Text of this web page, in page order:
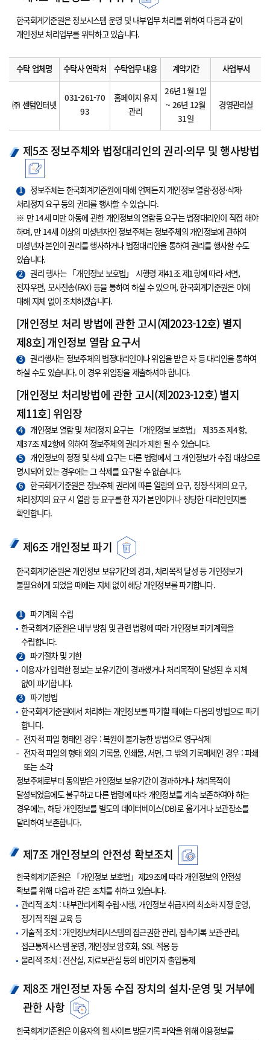
한국회계기준원은 정보시스템 운영 및 내부업무 처리를 위하여 다음과 같이
개인정보 처리업무를 위탁하고 있습니다.
수탁 업체명 수탁사 연락처 수탁업무 내용 계약기간 사업부서
㈜ 센텀인터넷
031-261-70
93
홈페이지 유지
관리
26년 1월 1일
~ 26년 12월
31일
경영관리실
제5조 정보주체와 법정대리인의 권리·의무 및 행사방법
1
정보주체는 한국회계기준원에 대해 언제든지 개인정보 열람·정정·삭제·
처리정지 요구 등의 권리를 행사할 수 있습니다.
※ 만 14세 미만 아동에 관한 개인정보의 열람등 요구는 법정대리인이 직접 해야
하며, 만 14세 이상의 미성년자인 정보주체는 정보주체의 개인정보에 관하여
미성년자 본인이 권리를 행사하거나 법정대리인을 통하여 권리를 행사할 수도
있습니다.
2
권리 행사는 「개인정보 보호법」 시행령 제41조 제1항에 따라 서면,
전자우편, 모사전송(FAX) 등을 통하여 하실 수 있으며, 한국회계기준원은 이에
대해 지체 없이 조치하겠습니다.
[개인정보 처리 방법에 관한 고시(제2023-12호) 별지
제8호] 개인정보 열람 요구서
3
권리행사는 정보주체의 법정대리인이나 위임을 받은 자 등 대리인을 통하여
하실 수도 있습니다. 이 경우 위임장을 제출하셔야 합니다.
[개인정보 처리방법에 관한 고시(제2023-12호) 별지
제11호] 위임장
4
개인정보 열람 및 처리정지 요구는 「개인정보 보호법」 제35조 제4항,
제37조 제2항에 의하여 정보주체의 권리가 제한 될 수 있습니다.
5
개인정보의 정정 및 삭제 요구는 다른 법령에서 그 개인정보가 수집 대상으로
명시되어 있는 경우에는 그 삭제를 요구할 수 없습니다.
6
한국회계기준원은 정보주체 권리에 따른 열람의 요구, 정정·삭제의 요구,
처리정지의 요구 시 열람 등 요구를 한 자가 본인이거나 정당한 대리인인지를
확인합니다.
제6조 개인정보 파기
한국회계기준원은 개인정보 보유기간의 경과, 처리목적 달성 등 개인정보가
불필요하게 되었을 때에는 지체 없이 해당 개인정보를 파기합니다.
1
파기계획 수립
한국회계기준원은 내부 방침 및 관련 법령에 따라 개인정보 파기계획을
수립합니다.
2
파기절차 및 기한
이용자가 입력한 정보는 보유기간이 경과했거나 처리목적이 달성된 후 지체
없이 파기합니다.
3
파기방법
한국회계기준원에서 처리하는 개인정보를 파기할 때에는 다음의 방법으로 파기
합니다.
전자적 파일 형태인 경우 : 복원이 불가능한 방법으로 영구삭제
전자적 파일의 형태 외의 기록물, 인쇄물, 서면, 그 밖의 기록매체인 경우 : 파쇄
또는 소각
정보주체로부터 동의받은 개인정보 보유기간이 경과하거나 처리목적이
달성되었음에도 불구하고 다른 법령에 따라 개인정보를 계속 보존하여야 하는
경우에는, 해당 개인정보를 별도의 데이터베이스(DB)로 옮기거나 보관장소를
달리하여 보존합니다.
제7조 개인정보의 안전성 확보조치
한국회계기준원은 「개인정보 보호법」제29조에 따라 개인정보의 안전성
확보를 위해 다음과 같은 조치를 취하고 있습니다.
관리적 조치 : 내부관리계획 수립·시행, 개인정보 취급자의 최소화 지정 운영,
정기적 직원 교육 등
기술적 조치 : 개인정보처리시스템의 접근권한 관리, 접속기록 보관·관리,
접근통제시스템 운영, 개인정보 암호화, SSL 적용 등
물리적 조치 : 전산실, 자료보관실 등의 비인가자 출입통제
제8조 개인정보 자동 수집 장치의 설치·운영 및 거부에
관한 사항
한국회계기준원은 이용자의 웹 사이트 방문기록 파악을 위해 이용정보를